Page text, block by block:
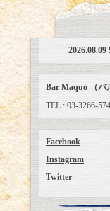
2026.08.09
Bar Maquó （バ
TEL : 03-3266-
Facebook
Instagram
Twitter